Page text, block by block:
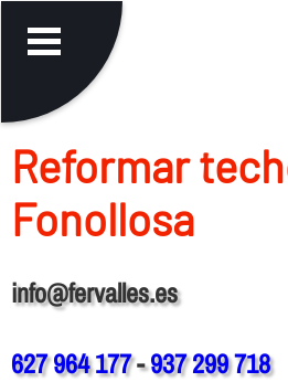
Reformar
Fonollosa
info@fervalles.es
627 964 177-937 299 718